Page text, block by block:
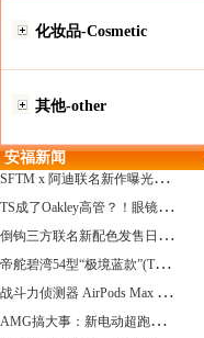
化妆品-Cosmetic
其他-other
安福新闻
S
FTM x 阿迪联名新作曝光，「超薄底」风格才是今年最大黑马？
T
S成了Oakley高管？！眼镜圈要变天了
倒
钩三方联名新配色发售日确认，Travis Scott x Chase B 即将登场！
帝
舵碧湾54型“极境蓝款”(TUDOR Black Bay 54)
战
斗力侦测器 AirPods Max 保护壳？？ 龙珠Z x CASETiFY 联名系列发布
A
MG搞大事：新电动超跑模拟V8声浪